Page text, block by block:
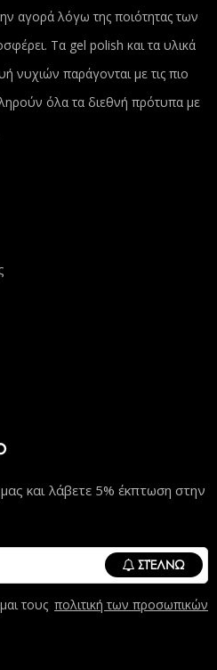
αγορά λόγω της ποιότητας των
Τα gel polish και τα υλικά
νυχιών παράγονται με τις πιο
όλα τα διεθνή πρότυπα με
και λάβετε 5% έκπτωση στην
ΣΤΈΛΝΩ
τους πολιτική των προσωπικών